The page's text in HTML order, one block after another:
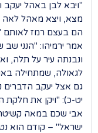
"ויבא לבן באהל
מצא, ויצא מאהל לאה
הם בעצם רמז לאותם
אמר ירמיהו: "הנני שב
ונבנתה עיר על תלה,
לגאולה, שמתחילה
גם אצל יעקב הדברים
יט-כ): "ויקן את
אבי שכם במאה
ישראל" – קודם הוא